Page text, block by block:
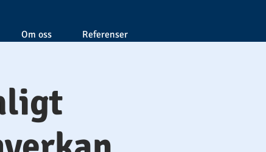
Om oss Referenser